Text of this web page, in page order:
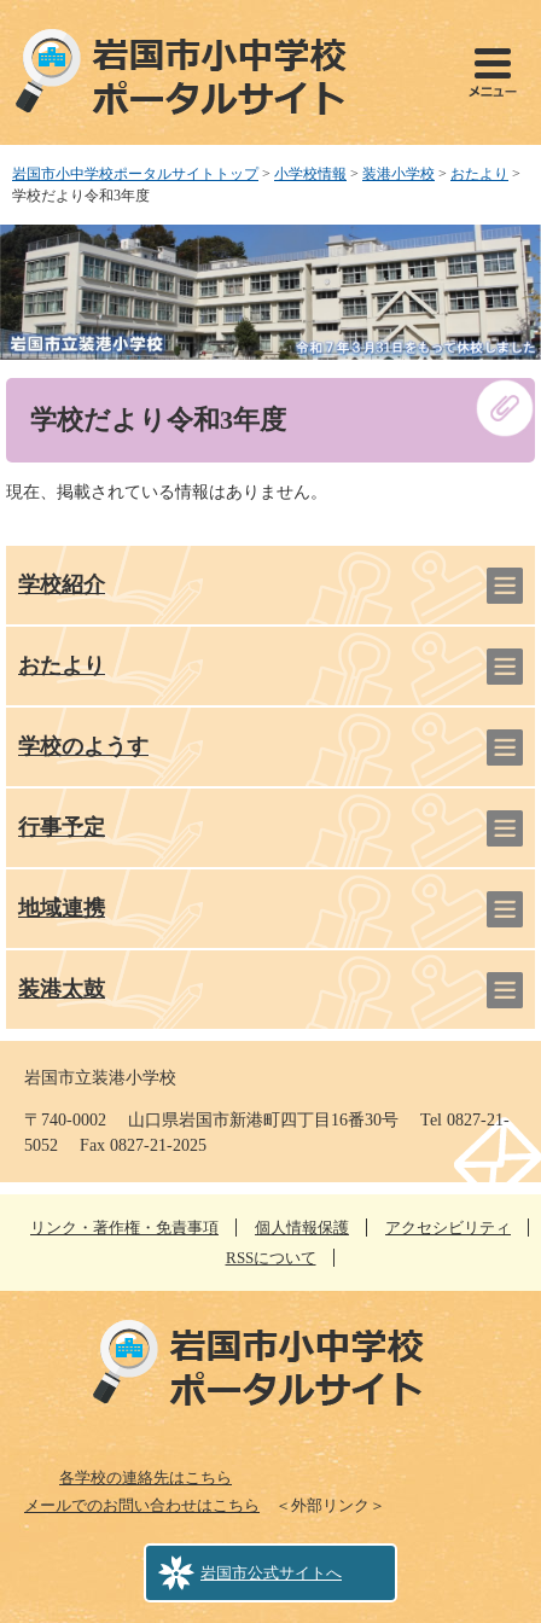
ペ
で
す
メ
ば
し
本
文
へ
岩国市小中学校ポータルサイトトップ > 小学校情報 > 装港小学校 > おたより >
学校だより令和3年度
学校だより令和3年度
現在、掲載されている情報はありません。
学校紹介
おたより
学校のようす
行事予定
地域連携
装港太鼓
岩国市立装港小学校
〒740-0002 山口県岩国市新港町四丁目16番30号 Tel 0827-21-
5052 Fax 0827-21-2025
リンク・著作権・免責事項 個人情報保護
アクセシビリティ
RSSについて
各学校の連絡先はこちら
メールでのお問い合わせはこちら
＜外部リンク＞
岩国市公式サイトへ